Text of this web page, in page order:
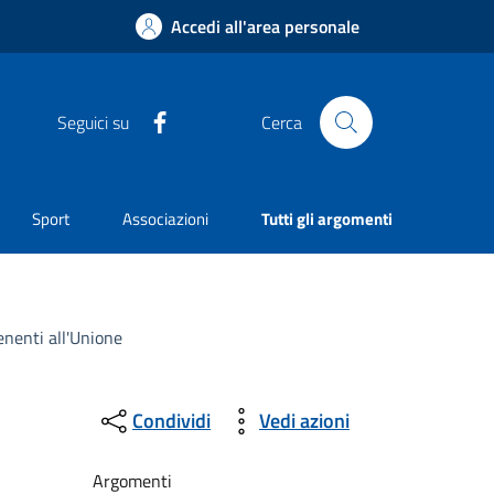
Accedi all'area personale
Seguici su Cerca
Sport Associazioni Tutti gli argomenti
all'Unione
Condividi Vedi azioni
Argomenti